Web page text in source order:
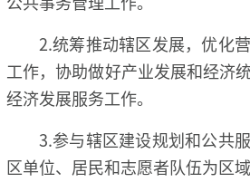
2.统筹推动辖区发展，优化
工作，协助做好产业发展和经济
经济发展服务工作。
3.参与辖区建设规划和公共
区单位、居民和志愿者队伍为区域